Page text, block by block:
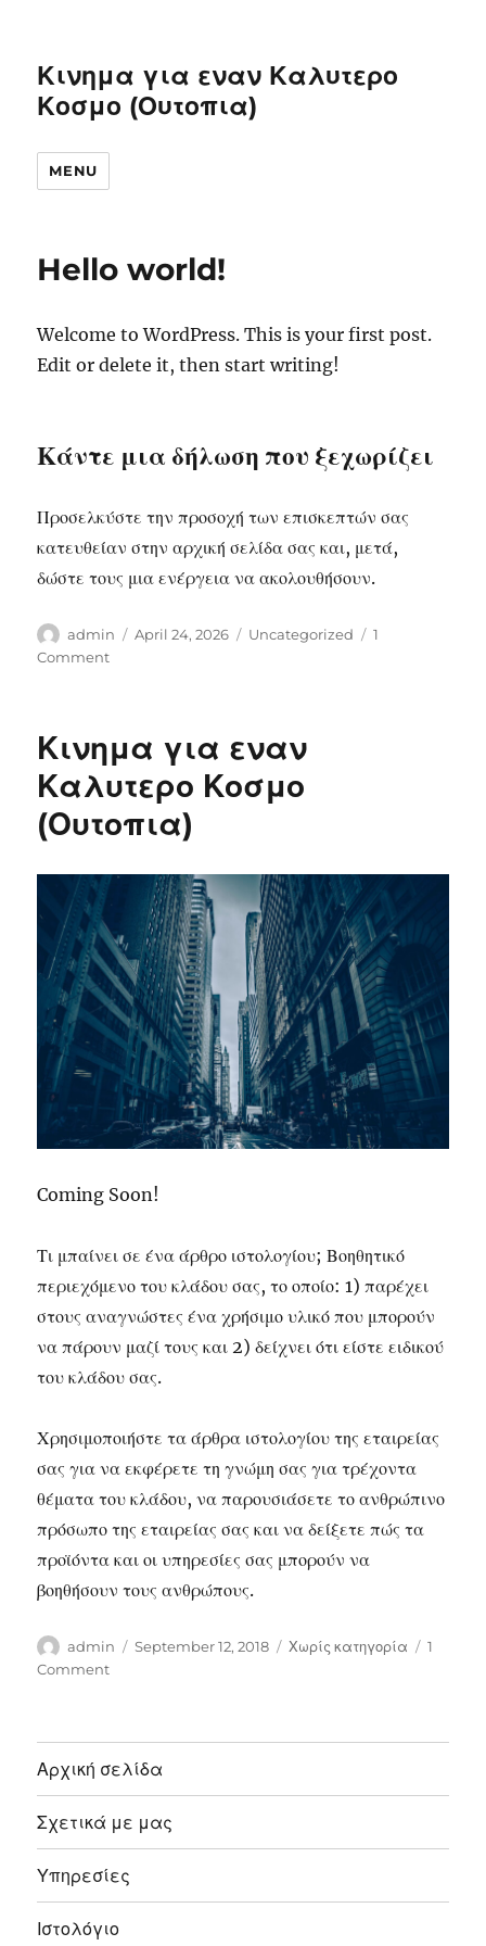
Κινημα για εναν Καλυτερο
Κοσμο (Ουτοπια)
MENU
Hello world!
Welcome to WordPress. This is your first post.
Edit or delete it, then start writing!
Κάντε μια δήλωση που ξεχωρίζει
Προσελκύστε την προσοχή των επισκεπτών σας
κατευθείαν στην αρχική σελίδα σας και, μετά,
δώστε τους μια ενέργεια να ακολουθήσουν.
Author
admin
Posted
April 24, 2026 Categories
Uncategorized
1
Commenton
Κινημα για εναν
Καλυτερο Κοσμο
(Ουτοπια)
Coming Soon!
Τι μπαίνει σε ένα άρθρο ιστολογίου; Βοηθητικό
περιεχόμενο του κλάδου σας, το οποίο: 1) παρέχει
στους αναγνώστες ένα χρήσιμο υλικό που μπορούν
να πάρουν μαζί τους και 2) δείχνει ότι είστε ειδικού
του κλάδου σας.
Χρησιμοποιήστε τα άρθρα ιστολογίου της εταιρείας
σας για να εκφέρετε τη γνώμη σας για τρέχοντα
θέματα του κλάδου, να παρουσιάσετε το ανθρώπινο
πρόσωπο της εταιρείας σας και να δείξετε πώς τα
προϊόντα και οι υπηρεσίες σας μπορούν να
βοηθήσουν τους ανθρώπους.
Author
admin
Posted
September 12, 2018 Categories
Χωρίς κατηγορία
1
Commenton
Καλυτερο
Κοσμο
Αρχική σελίδα
Σχετικά με μας
Υπηρεσίες
Ιστολόγιο